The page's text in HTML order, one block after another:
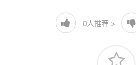
0人推荐 >